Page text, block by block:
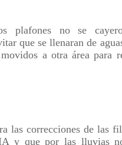
plafones no se
que se llenaran de
a otra área para
las correcciones de las
y que por las lluvias